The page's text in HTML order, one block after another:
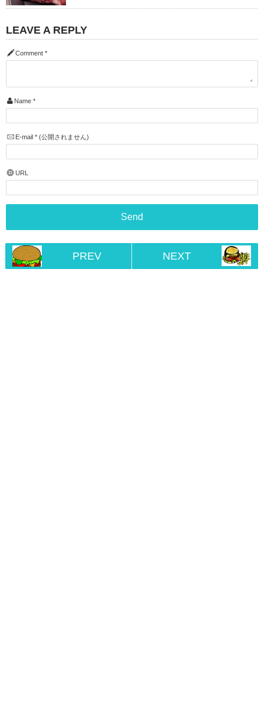
LEAVE A REPLY
Comment *
Name *
E-mail *(公開されません)
URL
PREV NEXT